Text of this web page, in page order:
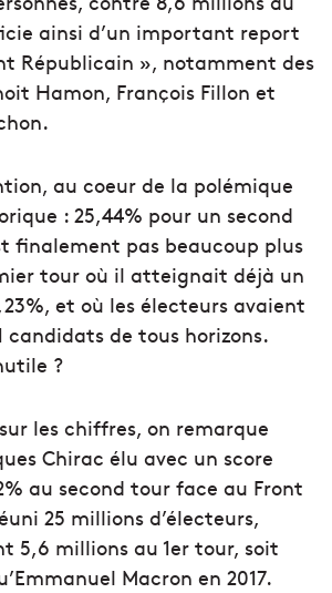
ainsi d’un important report
Républicain », notamment des
Hamon, François Fillon et
au coeur de la polémique
: 25,44% pour un second
finalement pas beaucoup plus
tour où il atteignait déjà un
et où les électeurs avaient
candidats de tous horizons.
?
les chiffres, on remarque
Chirac élu avec un score
au second tour face au Front
25 millions d’électeurs,
5,6 millions au 1er tour, soit
Macron en 2017.